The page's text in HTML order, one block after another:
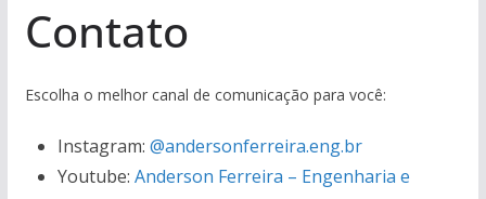
Contato
Escolha o melhor canal de comunicação para você:
Instagram: @andersonferreira.eng.br
Youtube: Anderson Ferreira – Engenharia e